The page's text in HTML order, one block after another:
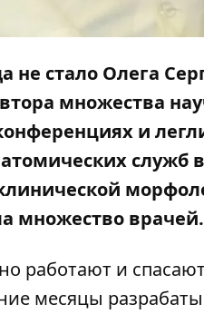
не стало Олега
множества
и
служб
множество врачей.
работают и
месяцы